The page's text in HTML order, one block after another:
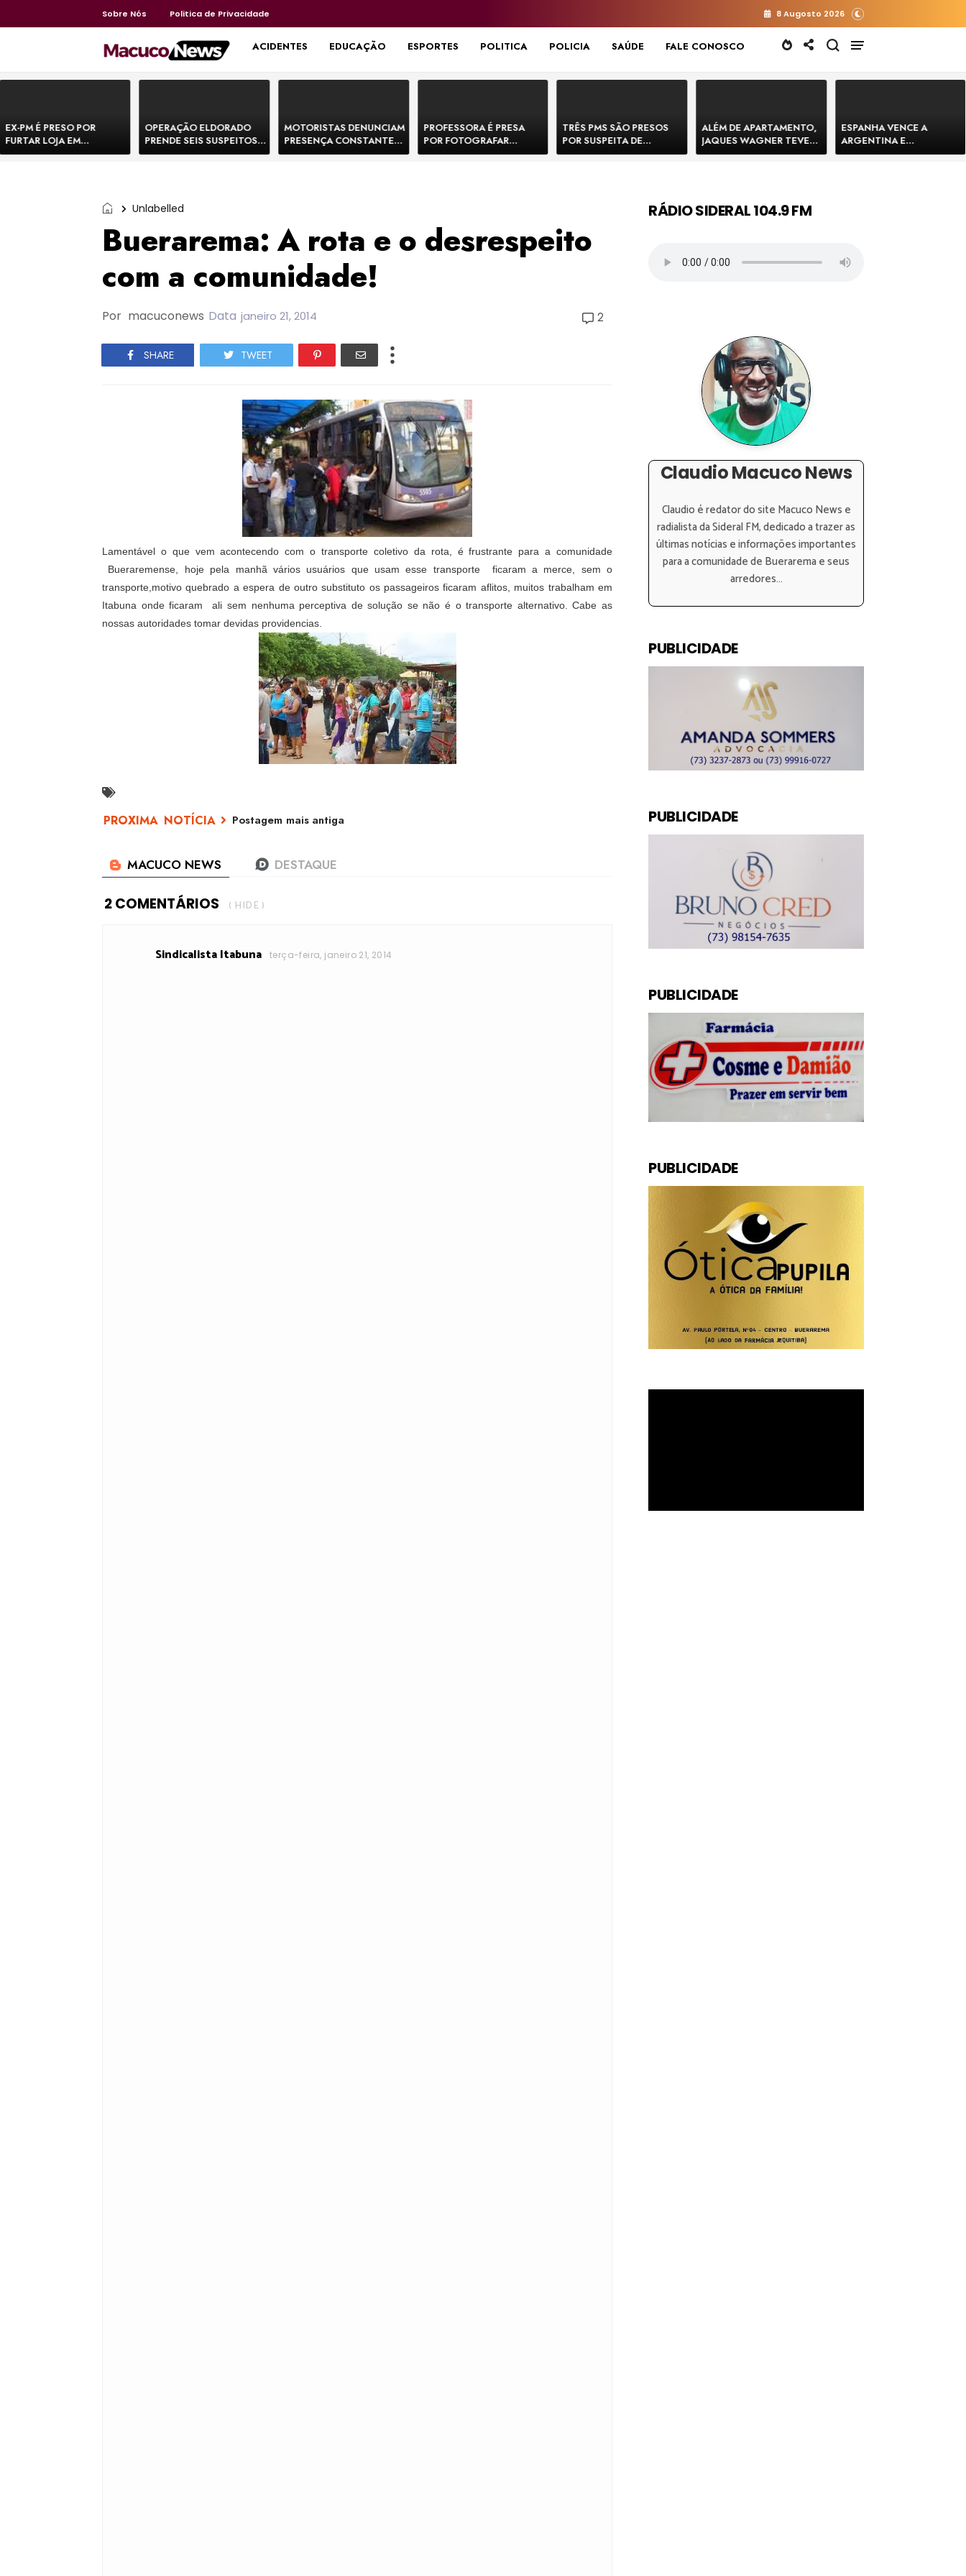
Sobre Nós Politica de Privacidade 8 Augosto 2026
HOME ACIDENTES EDUCAÇÃO ESPORTES POLITICA POLICIA SAÚDE FALE CONOSCO
EX-PM É PRESO POR
FURTAR LOJA EM
SHOPPING NA BAHIA E
OPERAÇÃO ELDORADO
PRENDE SEIS SUSPEITOS
DE MOVIMENTAR R$ 25
MOTORISTAS DENUNCIAM
PRESENÇA CONSTANTE
DE BOVINOS NA BR-330 E
PROFESSORA É PRESA
POR FOTOGRAFAR
PARTES ÍNTIMAS DE
TRÊS PMS SÃO PRESOS
POR SUSPEITA DE
EXECUTAR DOIS HOMENS
ALÉM DE APARTAMENTO,
JAQUES WAGNER TEVE
VENDA DE TERRENO PARA
ESPANHA VENCE A
ARGENTINA E
CONQUISTA A COPA DO
Unlabelled
Buerarema: A rota e o desrespeito
com a comunidade!
Por macuconews Data janeiro 21, 2014 2
SHARE TWEET
Lamentável o que vem acontecendo com o transporte coletivo da rota, é frustrante para a comunidade
Bueraremense, hoje pela manhã vários usuários que usam esse transporte ficaram a merce, sem o
transporte,motivo quebrado a espera de outro substituto os passageiros ficaram aflitos, muitos trabalham em
Itabuna onde ficaram ali sem nenhuma perceptiva de solução se não é o transporte alternativo. Cabe as
nossas autoridades tomar devidas providencias.
Postagem mais antiga
2 COMENTÁRIOS ( HIDE )
Sindicalista Itabuna terça-feira, janeiro 21, 2014
RÁDIO SIDERAL 104.9 FM
Claudio Macuco News
Claudio é redator do site Macuco News e
radialista da Sideral FM, dedicado a trazer as
últimas notícias e informações importantes
para a comunidade de Buerarema e seus
arredores...
PUBLICIDADE
PUBLICIDADE
PUBLICIDADE
PUBLICIDADE